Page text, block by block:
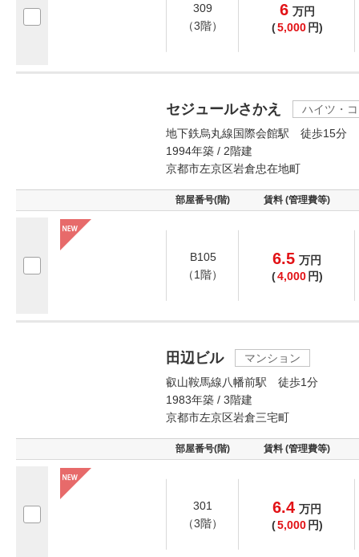
309
（3階）
6 万円
(5,000 円)
セジュールさかえ
ハイツ・
地下鉄烏丸線国際会館駅 徒歩15分
1994年築 / 2階建
京都市左京区岩倉忠在地町
部屋番号(階) 賃料 (管理費等)
B105
（1階）
6.5 万円
(4,000 円)
田辺ビル
マンション
叡山鞍馬線八幡前駅 徒歩1分
1983年築 / 3階建
京都市左京区岩倉三宅町
部屋番号(階) 賃料 (管理費等)
301
（3階）
6.4 万円
(5,000 円)